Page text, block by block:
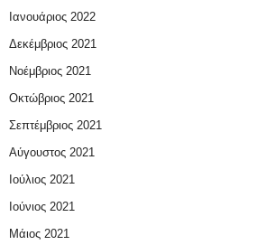
Ιανουάριος 2022
Δεκέμβριος 2021
Νοέμβριος 2021
Οκτώβριος 2021
Σεπτέμβριος 2021
Αύγουστος 2021
Ιούλιος 2021
Ιούνιος 2021
Μάιος 2021